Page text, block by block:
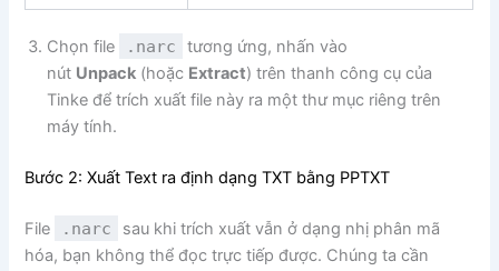
Chọn file .narc
tương ứng, nhấn vào
nút Unpack (hoặc Extract) trên thanh công cụ của
Tinke để trích xuất file này ra một thư mục riêng trên
máy tính.
Bước 2: Xuất Text ra định dạng TXT bằng PPTXT
File .narc
sau khi trích xuất vẫn ở dạng nhị phân mã
hóa, bạn không thể đọc trực tiếp được. Chúng ta cần